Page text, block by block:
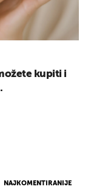
NAJKOMENTIRANIJE
kupiti i